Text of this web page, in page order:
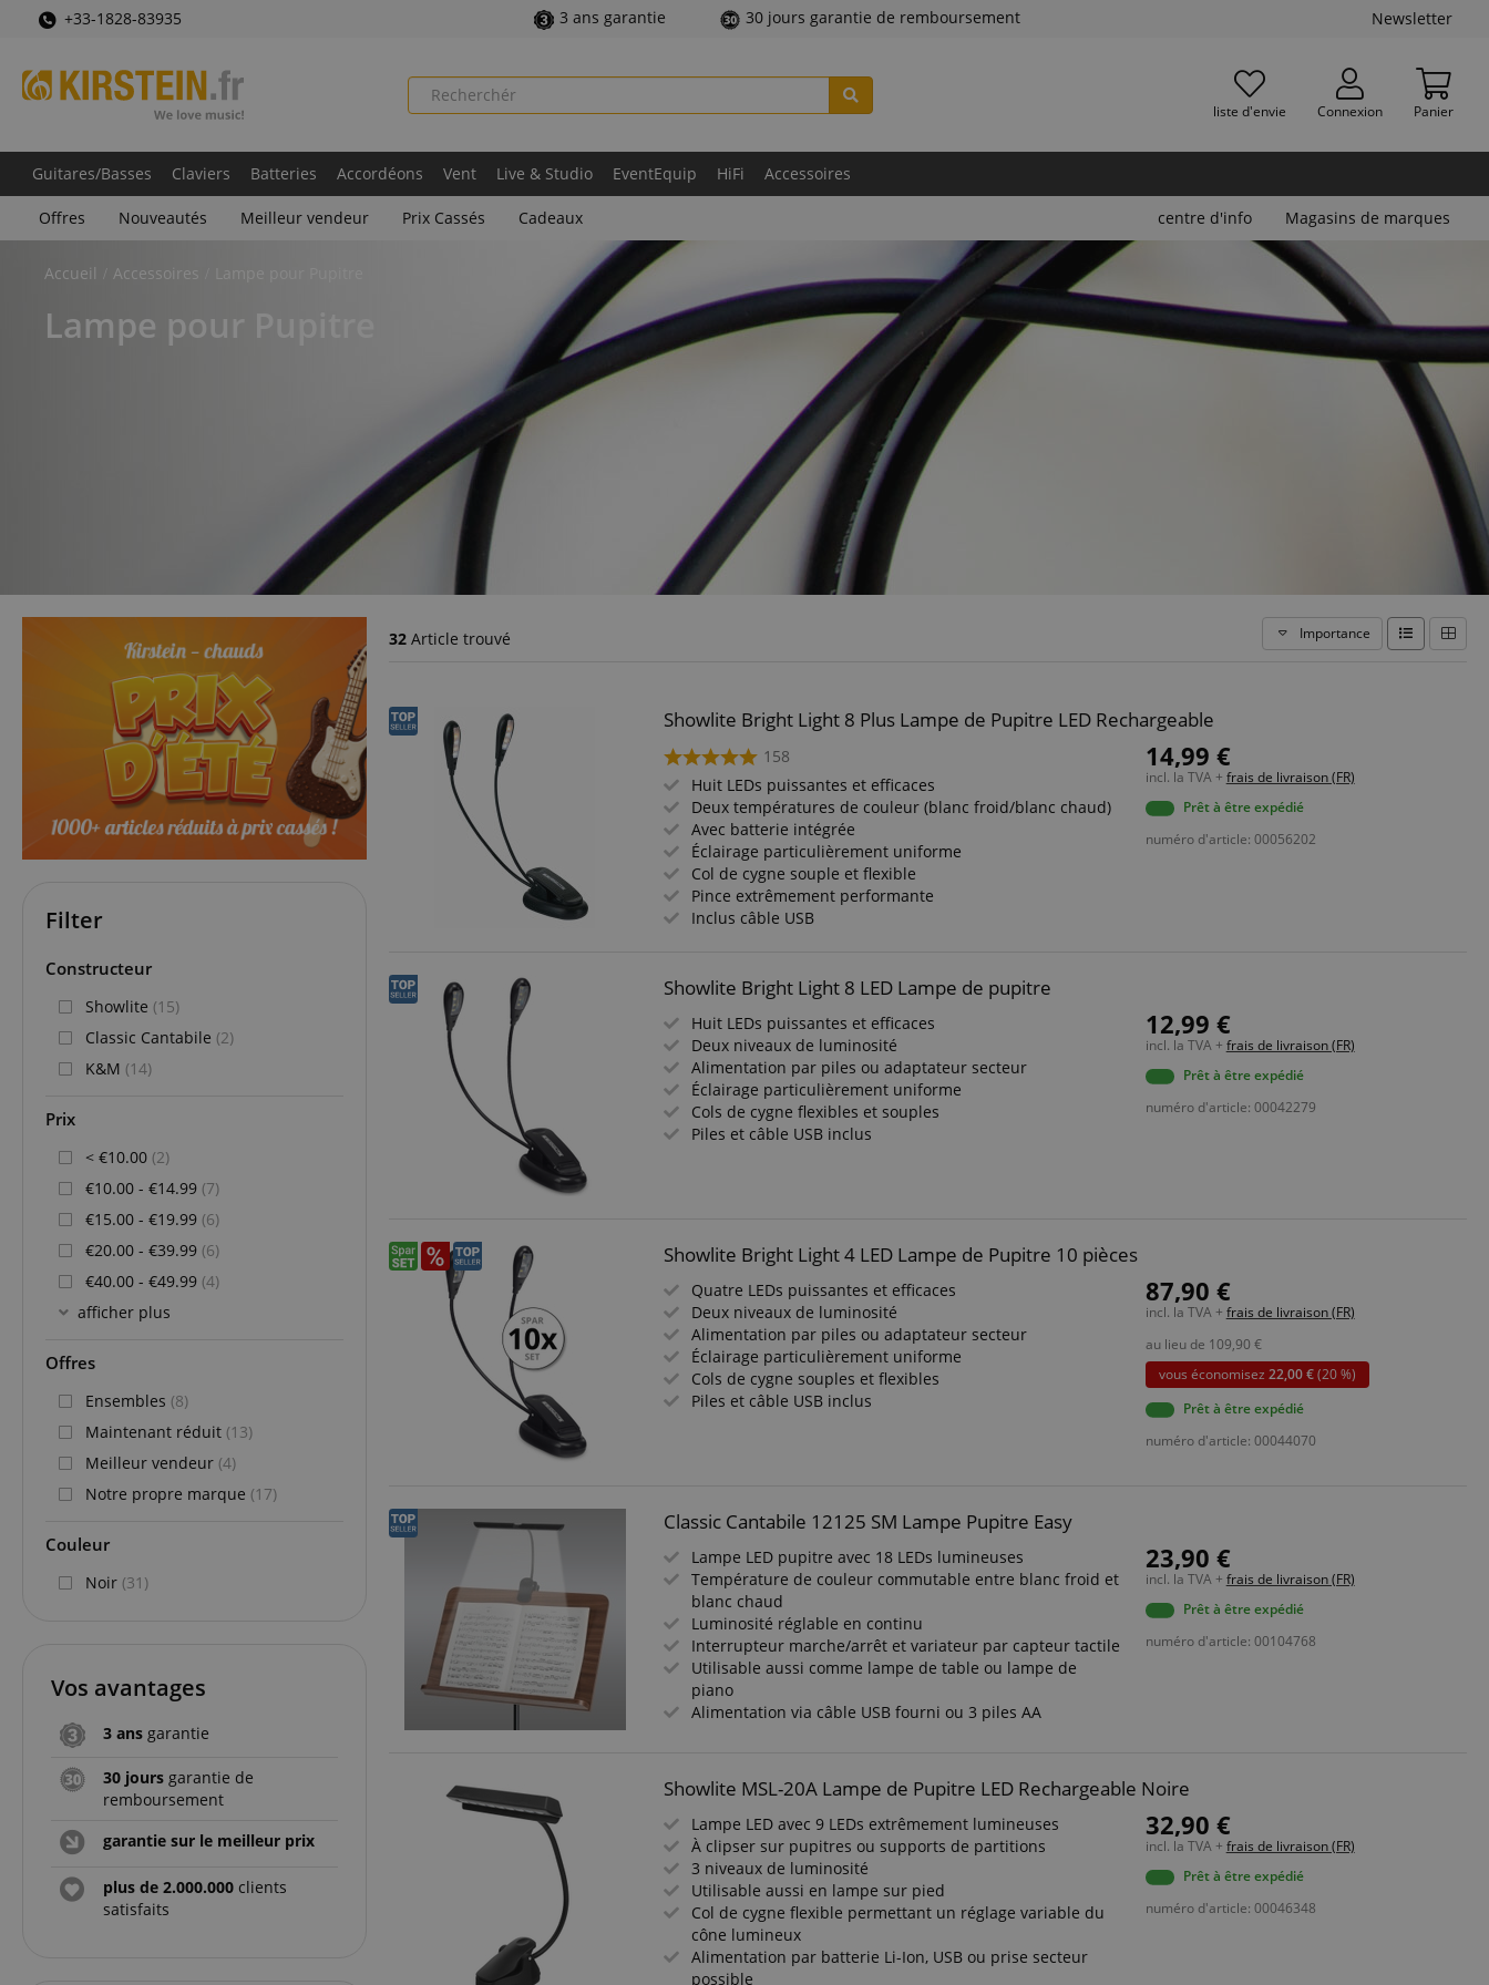
+33-1828-83935 3 ans garantie 30 jours garantie de remboursement Newsletter
liste d'envie Connexion Panier
Guitares/Basses Claviers Batteries Accordéons Vent Live & Studio EventEquip HiFi Accessoires
Offres Nouveautés Meilleur vendeur Prix Cassés Cadeaux centre d'info Magasins de marques
Accueil Accessoires Lampe pour Pupitre
Lampe pour Pupitre
32 Article trouvé Importance
Showlite Bright Light 8 Plus Lampe de Pupitre LED Rechargeable
158
Huit LEDs puissantes et efficaces
Deux températures de couleur (blanc froid/blanc chaud)
Avec batterie intégrée
Éclairage particulièrement uniforme
Col de cygne souple et flexible
Pince extrêmement performante
Inclus câble USB
14,99 €
incl. la TVA + frais de livraison (FR)
Prêt à être expédié
numéro d'article: 00056202
Showlite Bright Light 8 LED Lampe de pupitre
Huit LEDs puissantes et efficaces
Deux niveaux de luminosité
Alimentation par piles ou adaptateur secteur
Éclairage particulièrement uniforme
Cols de cygne flexibles et souples
Piles et câble USB inclus
12,99 €
incl. la TVA + frais de livraison (FR)
Prêt à être expédié
numéro d'article: 00042279
Showlite Bright Light 4 LED Lampe de Pupitre 10 pièces
Quatre LEDs puissantes et efficaces
Deux niveaux de luminosité
Alimentation par piles ou adaptateur secteur
Éclairage particulièrement uniforme
Cols de cygne souples et flexibles
Piles et câble USB inclus
87,90 €
incl. la TVA + frais de livraison (FR)
au lieu de 109,90 €
vous économisez 22,00 €(20 %)
Prêt à être expédié
numéro d'article: 00044070
Classic Cantabile 12125 SM Lampe Pupitre Easy
Lampe LED pupitre avec 18 LEDs lumineuses
Température de couleur commutable entre blanc froid et
blanc chaud
Luminosité réglable en continu
Interrupteur marche/arrêt et variateur par capteur tactile
Utilisable aussi comme lampe de table ou lampe de
piano
Alimentation via câble USB fourni ou 3 piles AA
23,90 €
incl. la TVA + frais de livraison (FR)
Prêt à être expédié
numéro d'article: 00104768
Showlite MSL-20A Lampe de Pupitre LED Rechargeable Noire
Lampe LED avec 9 LEDs extrêmement lumineuses
À clipser sur pupitres ou supports de partitions
3 niveaux de luminosité
Utilisable aussi en lampe sur pied
Col de cygne flexible permettant un réglage variable du
cône lumineux
Alimentation par batterie Li-Ion, USB ou prise secteur
possible
32,90 €
incl. la TVA + frais de livraison (FR)
Prêt à être expédié
numéro d'article: 00046348
Filter
Constructeur
Showlite (15)
Classic Cantabile (2)
K&M (14)
Prix
< €10.00 (2)
€10.00 - €14.99 (7)
€15.00 - €19.99 (6)
€20.00 - €39.99 (6)
€40.00 - €49.99 (4)
afficher plus
Offres
Ensembles (8)
Maintenant réduit (13)
Meilleur vendeur (4)
Notre propre marque (17)
Couleur
Noir (31)
Vos avantages
3 ans garantie
30 jours garantie de
remboursement
garantie sur le meilleur prix
plus de 2.000.000 clients
satisfaits